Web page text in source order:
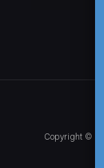
Copyright ©